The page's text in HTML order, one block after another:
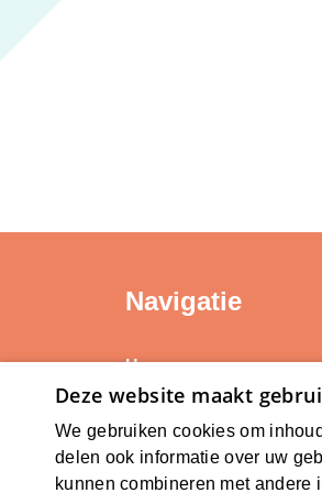
Navigatie
Home
Kerntaken
Actueel
Deze website maakt
We gebruiken cookies om
delen ook informatie over uw
kunnen combineren met